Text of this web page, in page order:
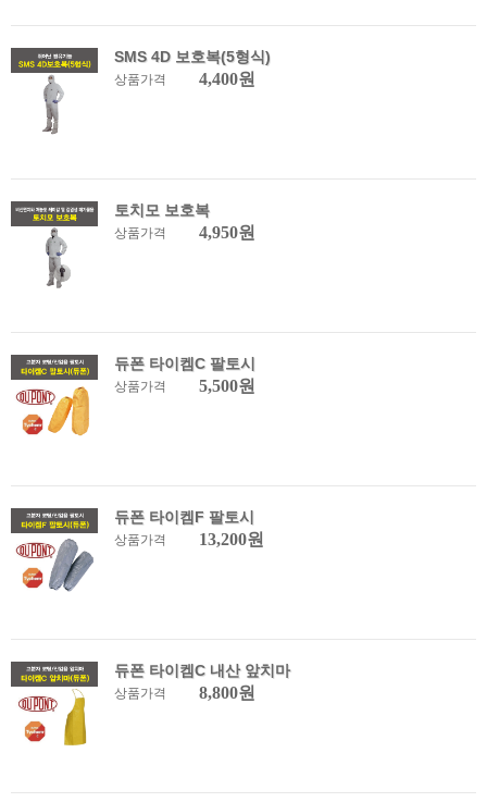
SMS 4D 보호복(5형식)
상품가격 4,400원
토치모 보호복
상품가격 4,950원
듀폰 타이켐C 팔토시
상품가격 5,500원
듀폰 타이켐F 팔토시
상품가격 13,200원
듀폰 타이켐C 내산 앞치마
상품가격 8,800원